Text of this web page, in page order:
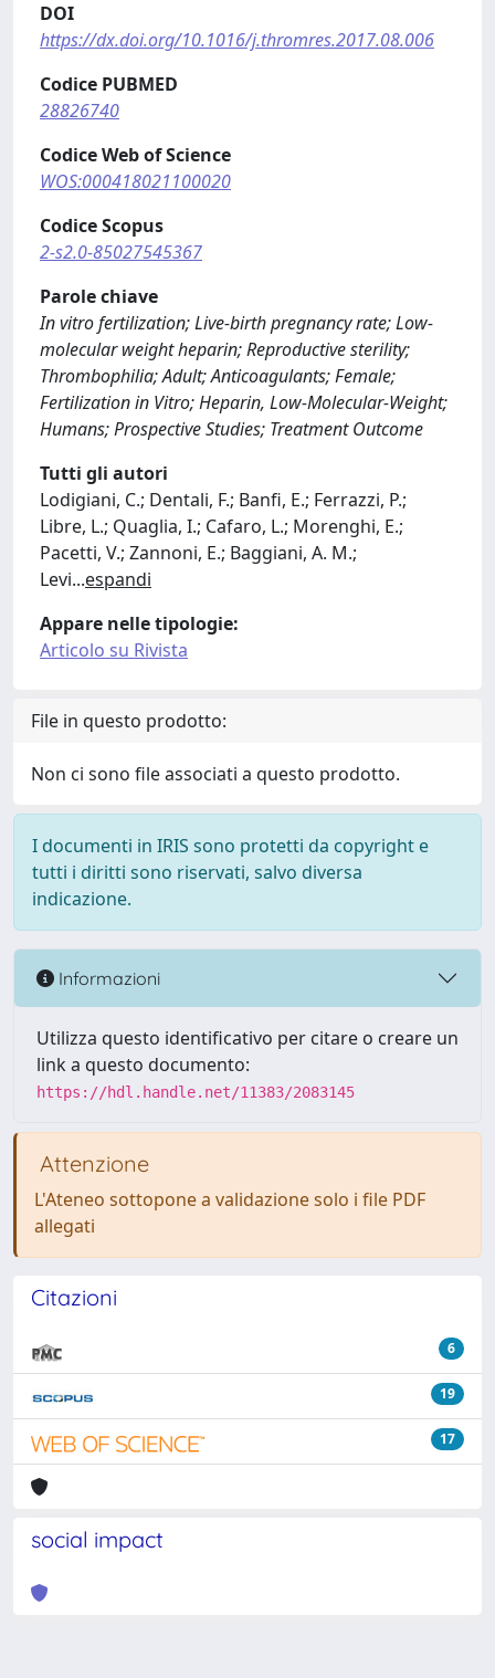
DOI
https://dx.doi.org/10.1016/j.thromres.2017.08.006
Codice PUBMED
28826740
Codice Web of Science
WOS:000418021100020
Codice Scopus
2-s2.0-85027545367
Parole chiave
In vitro fertilization; Live-birth pregnancy rate; Low-
molecular weight heparin; Reproductive sterility;
Thrombophilia; Adult; Anticoagulants; Female;
Fertilization in Vitro; Heparin, Low-Molecular-Weight;
Humans; Prospective Studies; Treatment Outcome
Tutti gli autori
Lodigiani, C.; Dentali, F.; Banfi, E.; Ferrazzi, P.;
Libre, L.; Quaglia, I.; Cafaro, L.; Morenghi, E.;
Pacetti, V.; Zannoni, E.; Baggiani, A. M.;
Levi...espandi
Appare nelle tipologie:
Articolo su Rivista
File in questo prodotto:
Non ci sono file associati a questo prodotto.
I documenti in IRIS sono protetti da copyright e
tutti i diritti sono riservati, salvo diversa
indicazione.
Informazioni
Utilizza questo identificativo per citare o creare un
link a questo documento:
https://hdl.handle.net/11383/2083145
Attenzione
L'Ateneo sottopone a validazione solo i file PDF
allegati
Citazioni
6
19
17
social impact